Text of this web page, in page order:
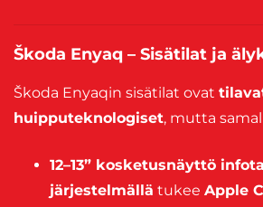
Škoda Enyaq – Sisätilat ja
Škoda Enyaqin sisätilat ovat
huipputeknologiset, mutta
12–13” kosketusnäyttö
järjestelmällä tukee Apple